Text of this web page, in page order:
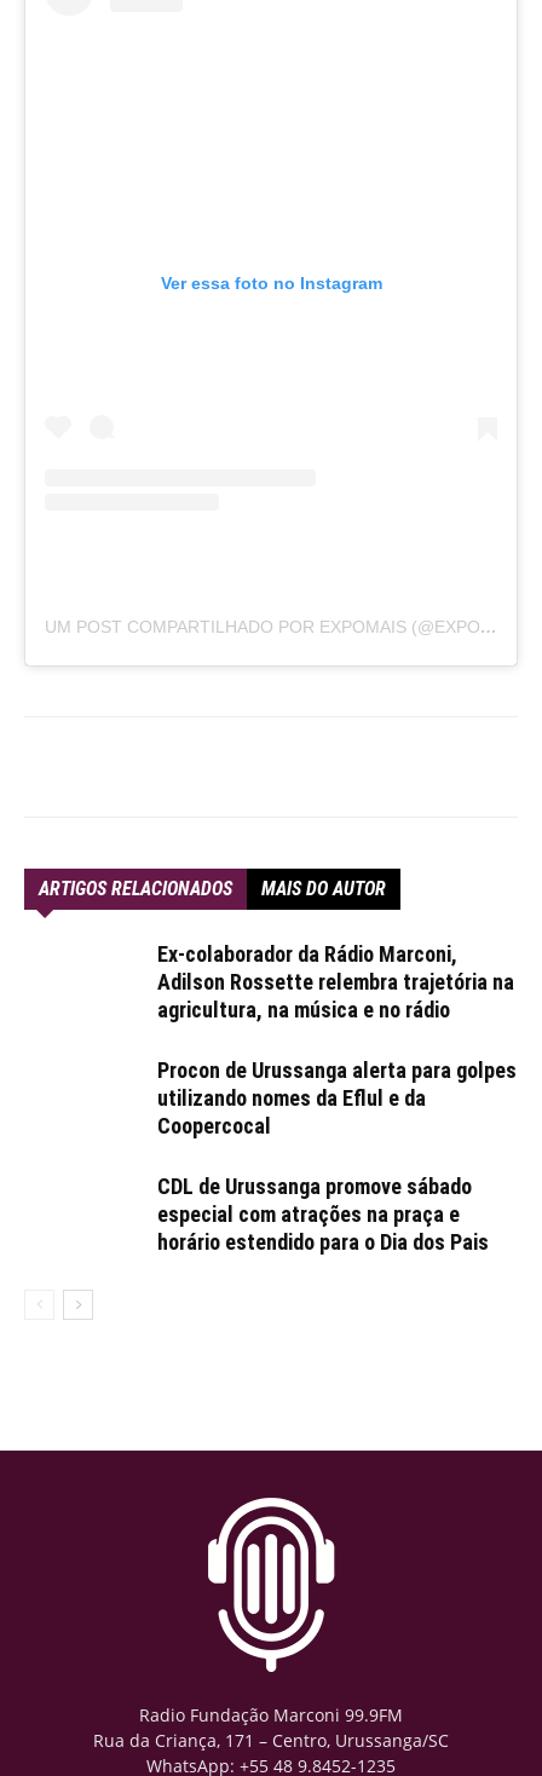
Ver essa foto no Instagram
UM POST COMPARTILHADO POR EXPOMAIS (@EXPOMAIS)
ARTIGOS RELACIONADOS MAIS DO AUTOR
Ex-colaborador da Rádio Marconi,
Adilson Rossette relembra trajetória na
agricultura, na música e no rádio
Procon de Urussanga alerta para golpes
utilizando nomes da Eflul e da
Coopercocal
CDL de Urussanga promove sábado
especial com atrações na praça e
horário estendido para o Dia dos Pais
Radio Fundação Marconi 99.9FM
Rua da Criança, 171 – Centro, Urussanga/SC
WhatsApp: +55 48 9.8452-1235